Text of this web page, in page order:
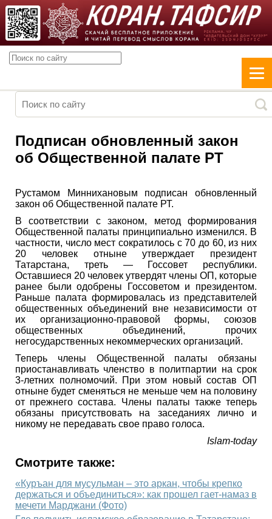
Подписан обновленный закон
об Общественной палате РТ
Рустамом Миннихановым подписан обновленный
закон об Общественной палате РТ.
В соответствии с законом, метод формирования
Общественной палаты принципиально изменился. В
частности, число мест сократилось с 70 до 60, из них
20 человек отныне утверждает президент
Татарстана, треть — Госсовет республики.
Оставшиеся 20 человек утвердят члены ОП, которые
ранее были одобрены Госсоветом и президентом.
Раньше палата формировалась из представителей
общественных объединений вне независимости от
их организационно-правовой формы, союзов
общественных объединений, прочих
негосударственных некоммерческих организаций.
Теперь члены Общественной палаты обязаны
приостанавливать членство в политпартии на срок
3-летних полномочий. При этом новый состав ОП
отныне будет сменяться не меньше чем на половину
от прежнего состава. Члены палаты также теперь
обязаны присутствовать на заседаниях лично и
никому не передавать свое право голоса.
Islam-today
Смотрите также:
«Куръан для мусульман – это аркан, чтобы крепко
держаться и объединиться»: как прошел гает-намаз в
мечети Марджани (Фото)